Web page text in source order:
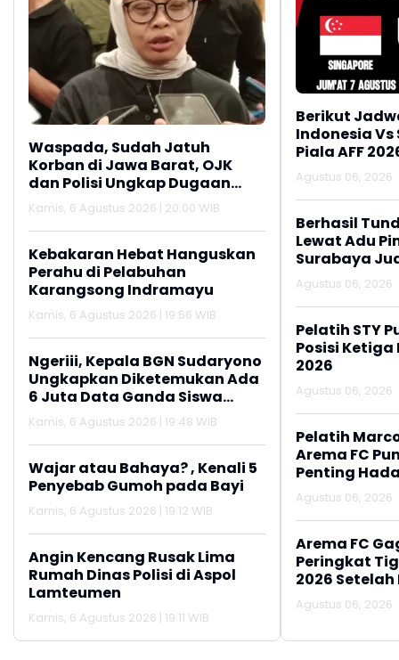
Waspada, Sudah Jatuh
Korban di Jawa Barat, OJK
dan Polisi Ungkap Dugaan
Penipuan Modus Titip Limit
Paylater
Kamis, 6 Agustus 2026 | 20:00 WIB
Kebakaran Hebat Hanguskan
Perahu di Pelabuhan
Karangsong Indramayu
Kamis, 6 Agustus 2026 | 19:56 WIB
Ngeriii, Kepala BGN Sudaryono
Ungkapkan Diketemukan Ada
6 Juta Data Ganda Siswa
Penerima MBG
Kamis, 6 Agustus 2026 | 19:48 WIB
Wajar atau Bahaya? , Kenali 5
Penyebab Gumoh pada Bayi
Kamis, 6 Agustus 2026 | 19:12 WIB
Angin Kencang Rusak Lima
Rumah Dinas Polisi di Aspol
Lamteumen
Kamis, 6 Agustus 2026 | 19:11 WIB
Berikut
Indonesia
Piala AFF
Agustus 06, 2026
Berhasil
Lewat Adu
Surabaya
2026
Agustus 06, 2026
Pelatih STY
Posisi Ketiga
2026
Agustus 06, 2026
Pelatih
Arema FC
Penting
Agustus 06, 2026
Arema FC
Peringkat
2026
Persija
Agustus 06, 2026